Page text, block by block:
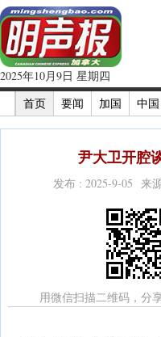
2025年10月9日 星期四
首页
要闻 加国 中国
尹大卫开腔
发布 : 2025-9-05 来
用微信扫描二维码，分